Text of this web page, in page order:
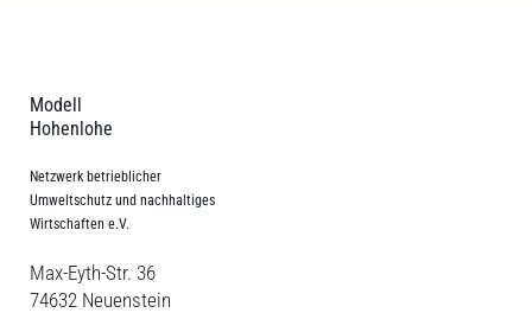
Modell
Hohenlohe
Netzwerk betrieblicher
Umweltschutz und nachhaltiges
Wirtschaften e.V.
Max-Eyth-Str. 36
74632 Neuenstein